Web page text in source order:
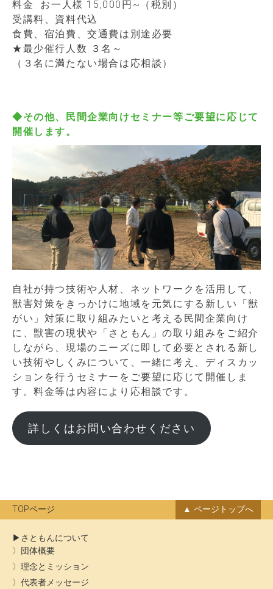
料金 お一人様 15,000円~（税別）
受講料、資料代込
食費、宿泊費、交通費は別途必要
★最少催行人数 ３名～
（３名に満たない場合は応相談）
◆その他、民間企業向けセミナー等ご要望に応じて
開催します。
自社が持つ技術や人材、ネットワークを活用して、
獣害対策をきっかけに地域を元気にする新しい「獣
がい」対策に取り組みたいと考える民間企業向け
に、獣害の現状や「さともん」の取り組みをご紹介
しながら、現場のニーズに即して必要とされる新し
い技術やしくみについて、一緒に考え、ディスカッ
ションを行うセミナーをご要望に応じて開催しま
す。料金等は内容により応相談です。
詳しくはお問い合わせください
TOPページ ページトップへ
さともんについて
団体概要
理念とミッション
代表者メッセージ